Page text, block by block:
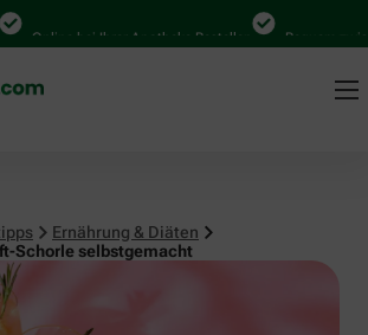
bei Ihrer Apotheke Bestellen Bequem zwischen
Ernährung & Diäten
Schorle selbstgemacht